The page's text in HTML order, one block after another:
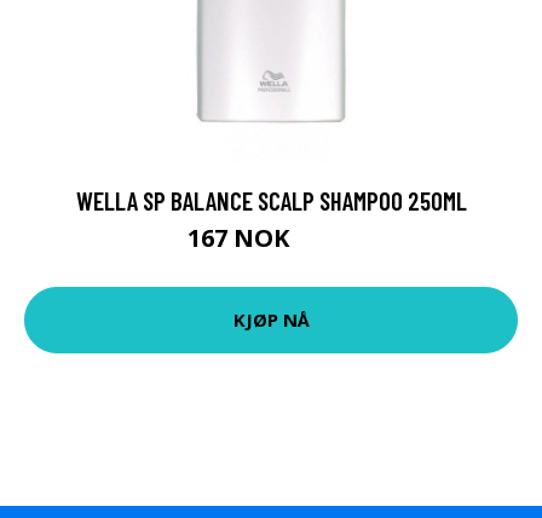
WELLA SP BALANCE SCALP SHAMPOO 250ML
167 NOK
KJØP NÅ